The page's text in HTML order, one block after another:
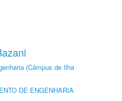
(Câmpus de Ilha
DE ENGENHARIA